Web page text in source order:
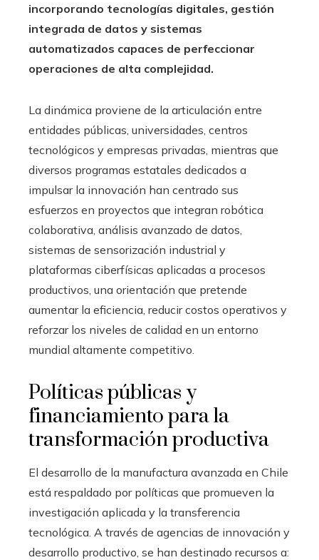
incorporando tecnologías digitales, gestión
integrada de datos y sistemas
automatizados capaces de perfeccionar
operaciones de alta complejidad.
La dinámica proviene de la articulación entre
entidades públicas, universidades, centros
tecnológicos y empresas privadas, mientras que
diversos programas estatales dedicados a
impulsar la innovación han centrado sus
esfuerzos en proyectos que integran robótica
colaborativa, análisis avanzado de datos,
sistemas de sensorización industrial y
plataformas ciberfísicas aplicadas a procesos
productivos, una orientación que pretende
aumentar la eficiencia, reducir costos operativos y
reforzar los niveles de calidad en un entorno
mundial altamente competitivo.
Políticas públicas y
financiamiento para la
transformación productiva
El desarrollo de la manufactura avanzada en Chile
está respaldado por políticas que promueven la
investigación aplicada y la transferencia
tecnológica. A través de agencias de innovación y
desarrollo productivo, se han destinado recursos a: